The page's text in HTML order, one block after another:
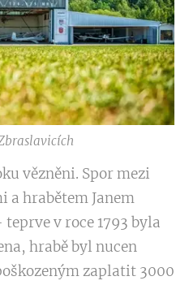
vězněni. Spor mezi
a hrabětem Janem
v roce 1793 byla
hrabě byl nucen
zaplatit 3000